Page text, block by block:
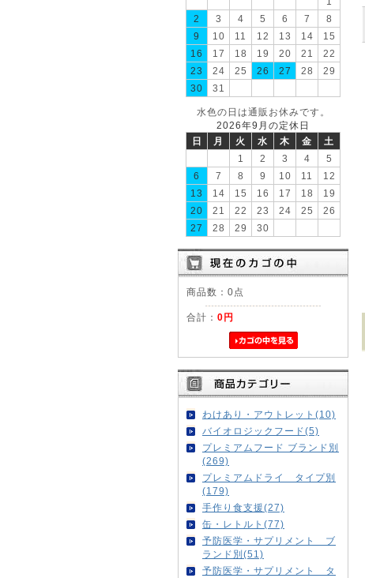
2
3 4 5 6 7
8
9
10 11 12 13 14
15
16
17 18 19 20 21
22
23
24 25 26 27 28
29
30
31
水色の日は通販お休みです。
2026年9月の定休日
日
月 火 水 木 金
土
1
2 3 4
5
6
7 8 9 10 11
12
13
14 15 16 17 18
19
20
21 22 23 24 25
26
27
28 29 30
商品数：0点
合計： 0円
わけあり・アウトレット(10)
バイオロジックフード(5)
プレミアムフード ブランド別
(269)
プレミアムドライ タイプ別
(179)
手作り食支援(27)
缶・レトルト(77)
予防医学・サプリメント ブ
ランド別(51)
予防医学・サプリメント タ